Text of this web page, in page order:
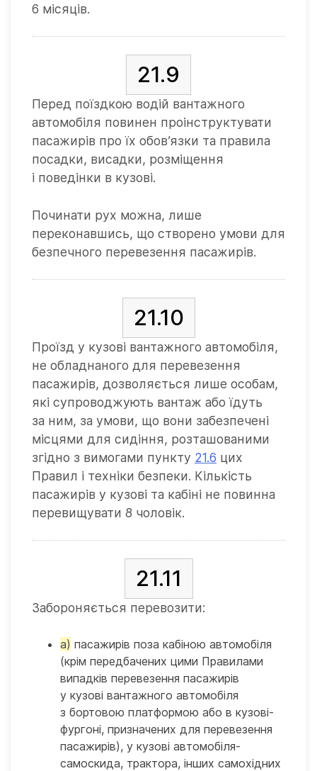
6 місяців.
21.9
Перед поїздкою водій вантажного
автомобіля повинен проінструктувати
пасажирів про їх обов’язки та правила
посадки, висадки, розміщення
і поведінки в кузові.
Починати рух можна, лише
переконавшись, що створено умови для
безпечного перевезення пасажирів.
21.10
Проїзд у кузові вантажного автомобіля,
не обладнаного для перевезення
пасажирів, дозволяється лише особам,
які супроводжують вантаж або їдуть
за ним, за умови, що вони забезпечені
місцями для сидіння, розташованими
згідно з вимогами пункту 21.6 цих
Правил і техніки безпеки. Кількість
пасажирів у кузові та кабіні не повинна
перевищувати 8 чоловік.
21.11
Забороняється перевозити:
а) пасажирів поза кабіною автомобіля
(крім передбачених цими Правилами
випадків перевезення пасажирів
у кузові вантажного автомобіля
з бортовою платформою або в кузові-
фургоні, призначених для перевезення
пасажирів), у кузові автомобіля-
самоскида, трактора, інших самохідних